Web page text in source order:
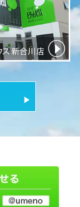
▶